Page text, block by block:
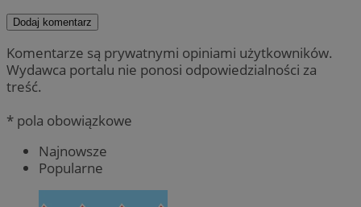
Dodaj komentarz
Komentarze są prywatnymi opiniami użytkowników.
Wydawca portalu nie ponosi odpowiedzialności za
treść.
* pola obowiązkowe
Najnowsze
Popularne